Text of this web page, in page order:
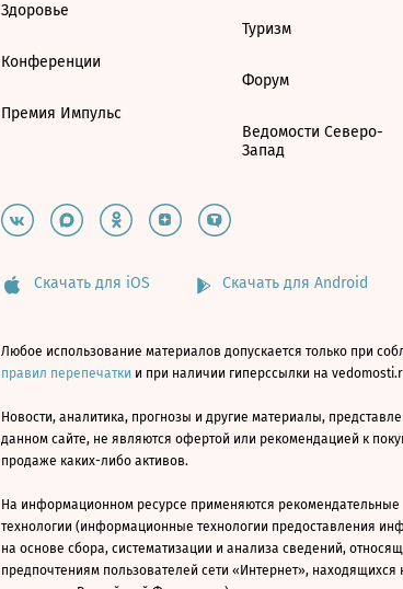
Здоровье
Конференции
Премия Импульс
Туризм
Форум
Ведомости Северо-
Запад
Скачать для iOS Скачать для Android
Любое использование материалов допускается только при
правил перепечатки и при наличии гиперссылки на
Новости, аналитика, прогнозы и другие материалы,
данном сайте, не являются офертой или рекомендацией к
продаже каких-либо активов.
На информационном ресурсе применяются рекомендательные
технологии (информационные технологии предоставления
на основе сбора, систематизации и анализа сведений,
предпочтениям пользователей сети «Интернет», находящихся